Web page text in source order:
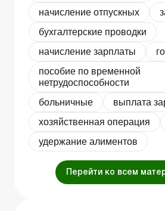
начисление отпускных
бухгалтерские проводки
начисление зарплаты
пособие по временной
нетрудоспособности
больничные
выплата
хозяйственная операция
удержание алиментов
Перейти ко всем